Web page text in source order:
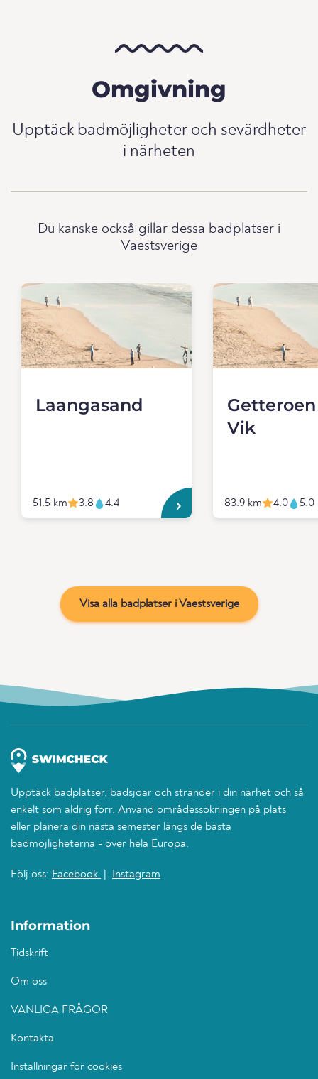
Omgivning
Upptäck badmöjligheter och sevärdheter
i närheten
Du kanske också gillar dessa badplatser i
Vaestsverige
Laangasand
51.5 km 3.8 4.4
Getteroen
Vik
83.9 km 4.0 5.0
Visa alla badplatser i Vaestsverige
Upptäck badplatser, badsjöar och stränder i din närhet och så
enkelt som aldrig förr. Använd områdessökningen på plats
eller planera din nästa semester längs de bästa
badmöjligheterna - över hela Europa.
Följ oss: Facebook Instagram
Information
Tidskrift
Om oss
VANLIGA FRÅGOR
Kontakta
Inställningar för cookies